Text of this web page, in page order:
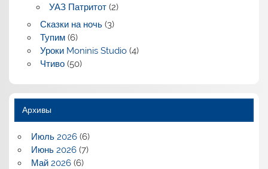
УАЗ Патритот(2)
Сказки на ночь(3)
Тупим(6)
Уроки Moninis Studio(4)
Чтиво(50)
Архивы
Июль 2026(6)
Июнь 2026(7)
Май 2026(6)